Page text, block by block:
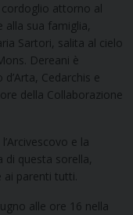
attorno al
alla sua famiglia,
Sartori, salita al cielo
Dereani è
Cedarchis e
della Collaborazione
e la
di questa sorella,
parenti tutti.
alle ore 16 nella